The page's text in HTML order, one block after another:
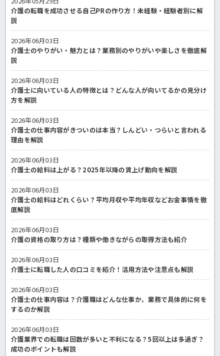
介護の転職を成功させる自己PRの作り方！未経験・経験者別に解
説
2026年06月03日
介護士のやりがい・魅力とは？業務別のやりがいや楽しさを徹底解
説
2026年06月03日
介護士に向いている人の特徴とは？どんな人が向いてるかの見分け
方を解説
2026年06月03日
介護士の仕事内容がきついのは本当？しんどい・つらいと言われる
理由を解説
2026年06月03日
介護士の給料は上がる？2025年以降の賃上げ動向を解説
2026年06月03日
介護士の給料はどれくらい？平均月収や平均年収などお金事情を徹
底解説
2026年06月03日
介護の資格の取り方は？種類や働きながらの取得方法も紹介
2026年06月03日
介護士に転職した人の口コミを紹介！活用方法や注意点も解説
2026年06月03日
介護士の仕事内容は？介護職はどんな仕事か、業務で具体的に何を
するのか解説
2026年06月03日
介護業界での転職は回数が多いと不利になる？5回以上は多過ぎ？
成功のポイントも解説